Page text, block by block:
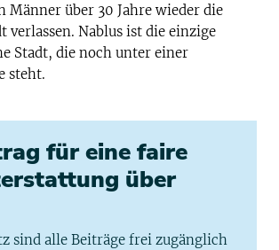
Männer über 30 Jahre wieder die
verlassen. Nablus ist die einzige
Stadt, die noch unter einer
steht.
für eine faire
über
sind alle Beiträge frei zugänglich